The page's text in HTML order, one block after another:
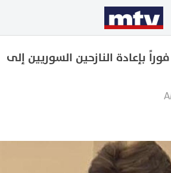
بإعادة النازحين السوريين إلى